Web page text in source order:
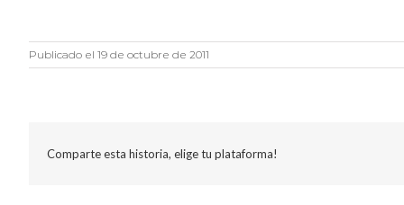
Publicado el 19 de octubre de 2011
Comparte esta historia, elige tu plataforma!